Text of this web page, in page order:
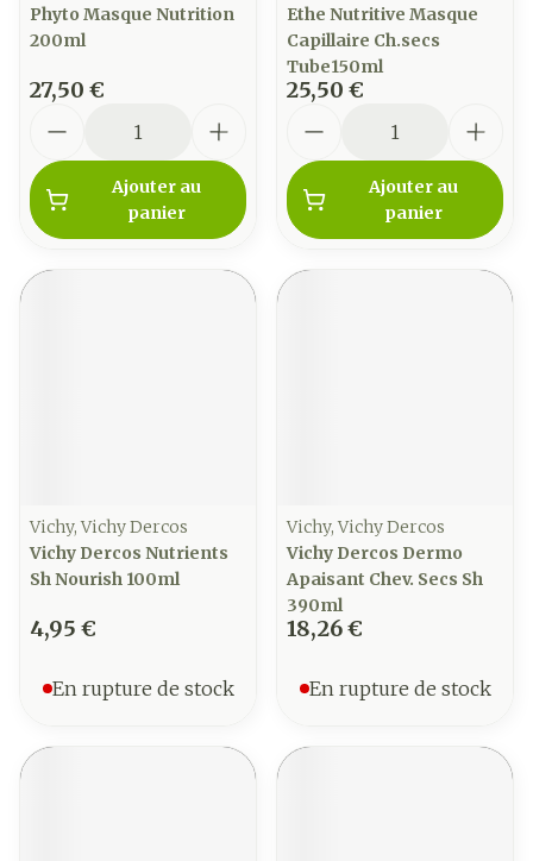
Phyto Masque Nutrition
200ml
27,50 €
Ajouter au
panier
Ethe Nutritive Masque
Capillaire Ch.secs
Tube150ml
25,50 €
Ajouter au
panier
Vichy, Vichy Dercos
Vichy Dercos Nutrients
Sh Nourish 100ml
4,95 €
En rupture de stock
Vichy, Vichy Dercos
Vichy Dercos Dermo
Apaisant Chev. Secs Sh
390ml
18,26 €
En rupture de stock